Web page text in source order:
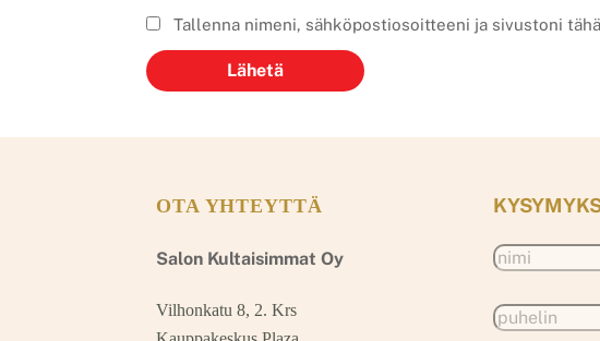
Tallenna nimeni, sähköpostiosoitteeni ja sivustoni
OTA YHTEYTTÄ
Salon Kultaisimmat Oy
Vilhonkatu 8, 2. Krs